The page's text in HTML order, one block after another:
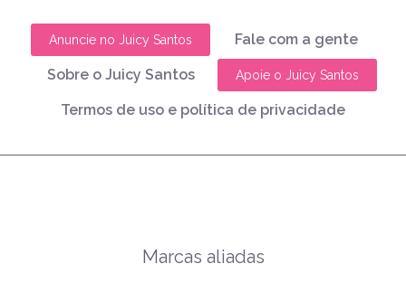
Anuncie no Juicy Santos Fale com a gente
Sobre o Juicy Santos Apoie o Juicy Santos
Termos de uso e política de privacidade
Marcas aliadas